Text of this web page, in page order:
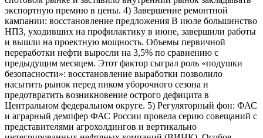
экспортную премию в цены. 4) Завершение ремонтной
кампании: восстановление предложения В июле большинство
НПЗ, уходивших на профилактику в июне, завершили работы
и вышли на проектную мощность. Объемы первичной
переработки нефти выросли на 3,5% по сравнению с
предыдущим месяцем. Этот фактор сыграл роль «подушки
безопасности»: восстановление выработки позволило
насытить рынок перед пиком уборочного сезона и
предотвратить возникновение острого дефицита в
Центральном федеральном округе. 5) Регуляторный фон: ФАС
и аграрный демпфер ФАС России провела серию совещаний с
представителями агрохолдингов и вертикально